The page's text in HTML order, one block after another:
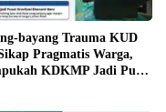
bayang Trauma KUD
Pragmatis Warga,
KDKMP Jadi Pusat